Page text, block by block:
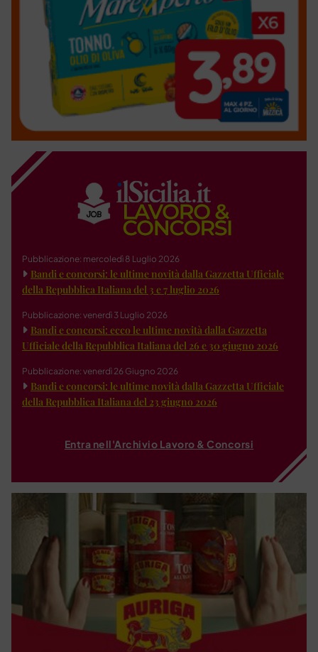
Pubblicazione: mercoledì 8 Luglio 2026
Bandi e concorsi: le ultime novità dalla Gazzetta Ufficiale
della Repubblica Italiana del 3 e 7 luglio 2026
Pubblicazione: venerdì 3 Luglio 2026
Bandi e concorsi: ecco le ultime novità dalla Gazzetta
Ufficiale della Repubblica Italiana del 26 e 30 giugno 2026
Pubblicazione: venerdì 26 Giugno 2026
Bandi e concorsi: le ultime novità dalla Gazzetta Ufficiale
della Repubblica Italiana del 23 giugno 2026
Entra nell'Archivio Lavoro & Concorsi